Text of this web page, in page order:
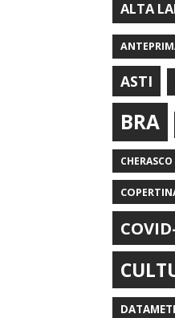
ALTA
ASTI
BRA
CHERASCO